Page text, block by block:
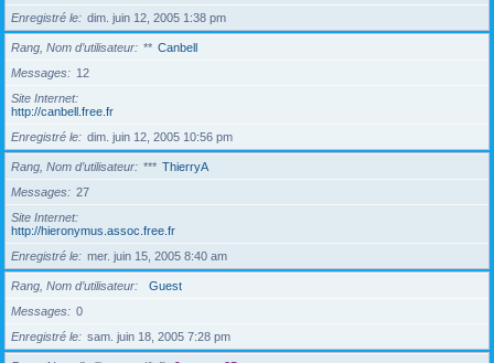
Enregistré le
dim. juin 12, 2005 1:38 pm
Rang, Nom d’utilisateur ** Canbell
Messages
12
Site Internet
http://canbell.free.fr
Enregistré le
dim. juin 12, 2005 10:56 pm
Rang, Nom d’utilisateur *** ThierryA
Messages
27
Site Internet
http://hieronymus.assoc.free.fr
Enregistré le
mer. juin 15, 2005 8:40 am
Rang, Nom d’utilisateur
Guest
Messages
0
Enregistré le
sam. juin 18, 2005 7:28 pm